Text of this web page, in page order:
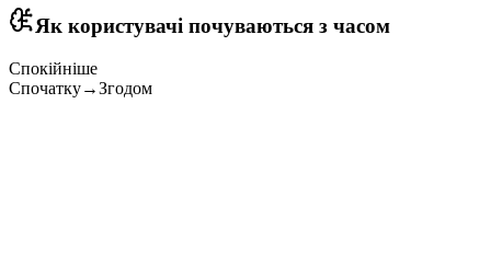
Як користувачі почуваються з часом
Спокійніше
Спочатку→Згодом